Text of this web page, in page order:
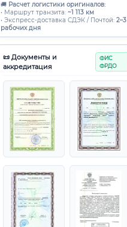
🚚 Расчет логистики оригиналов:
• Маршрут транзита: ~1 113 км
• Экспресс-доставка СДЭК / Почтой: 2–3
рабочих дня
📜 Документы и
аккредитация
ФИС
ФРДО